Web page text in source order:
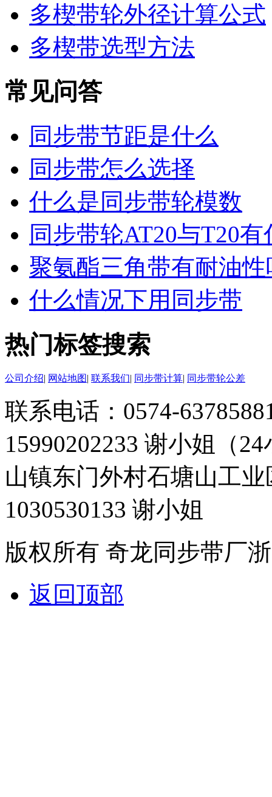
多楔带轮外径计算公式
多楔带选型方法
常见问答
同步带节距是什么
同步带怎么选择
什么是同步带轮模数
同步带轮AT20与T20有
聚氨酯三角带有耐油性
什么情况下用同步带
热门标签搜索
公司介绍| 网站地图| 联系我们| 同步带计算| 同步带轮公差
联系电话：0574-
15990202233 谢小姐（
山镇东门外村石塘山工
1030530133 谢小姐
版权所有 奇龙同步带厂
返回顶部